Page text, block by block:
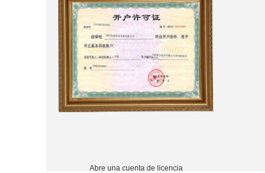
Abre una cuenta de licencia